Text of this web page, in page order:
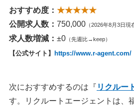
おすすめ度： ★★★★★
公開求人数： 750,000 （2026年8月3日現
求人数増減： ±0 （先週比→keep）
【公式サイト】 https://www.r-agent.com/
次におすすめするのは『 リクルー
す。リクルートエージェントは、